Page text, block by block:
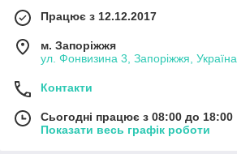
Працює з 12.12.2017
м. Запоріжжя
ул. Фонвизина 3, Запоріжжя, Україна
Контакти
Сьогодні працює з 08:00 до 18:00
Показати весь графік роботи